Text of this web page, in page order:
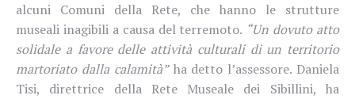
alcuni Comuni della Rete, che hanno le strutture
museali inagibili a causa del terremoto. “Un dovuto atto
solidale a favore delle attività culturali di un territorio
martoriato dalla calamità”ha detto l’assessore. Daniela
Tisi, direttrice della Rete Museale dei Sibillini, ha